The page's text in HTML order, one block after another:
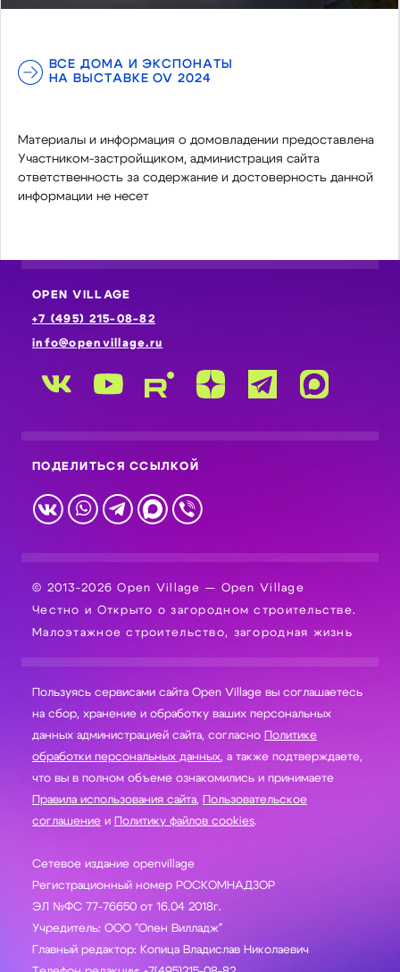
ВСЕ ДОМА И ЭКСПОНАТЫ
НА ВЫСТАВКЕ OV 2024
Материалы и информация о домовладении предоставлена
Участником-застройщиком, администрация сайта
ответственность за содержание и достоверность данной
информации не несет
OPEN VILLAGE
+7 (495) 215-08-82
info@openvillage.ru
ПОДЕЛИТЬСЯ ССЫЛКОЙ
© 2013-2026 Open Village — Open Village
Честно и Открыто о загородном строительстве.
Малоэтажное строительство, загородная жизнь
Пользуясь сервисами сайта Open Village вы соглашаетесь
на сбор, хранение и обработку ваших персональных
данных администрацией сайта, согласно Политике
обработки персональных данных, а также подтверждаете,
что вы в полном объеме ознакомились и принимаете
Правила использования сайта, Пользовательское
соглашение и Политику файлов cookies.
Сетевое издание openvillage
Регистрационный номер РОСКОМНАДЗОР
ЭЛ №ФС 77-76650 от 16.04 2018г.
Учредитель: ООО "Опен Вилладж"
Главный редактор: Копица Владислав Николаевич